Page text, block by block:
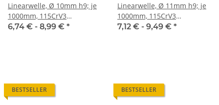
Linearwelle, Ø 10mm h9; je
1000mm, 115CrV3
geschliffen und poliert
6,74 € - 8,99 € *
Linearwelle, Ø 11mm h9; je
1000mm, 115CrV3
geschliffen und poliert
7,12 € - 9,49 € *
BESTSELLER BESTSELLER